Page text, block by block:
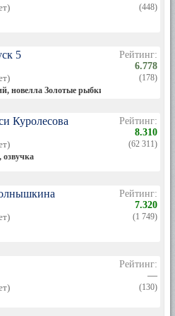
инфаркт, тромбофлебит и
две недели до смерти Кононов
Однако в больнице его
приобрести необходимые
у него развились
и тромбоэмболия. Вечером 15
кардиореанимации, но
16 июля в 10 часов 10 минут.
тромбоэмболия — тромб в
Ваганьковского
(448)
5
новелла Золотые рыбки
Рейтинг:
6.778
(178)
Куролесова
озвучка
Рейтинг:
8.310
(62 311)
Рейтинг:
7.320
(1 749)
Рейтинг:
—
(130)